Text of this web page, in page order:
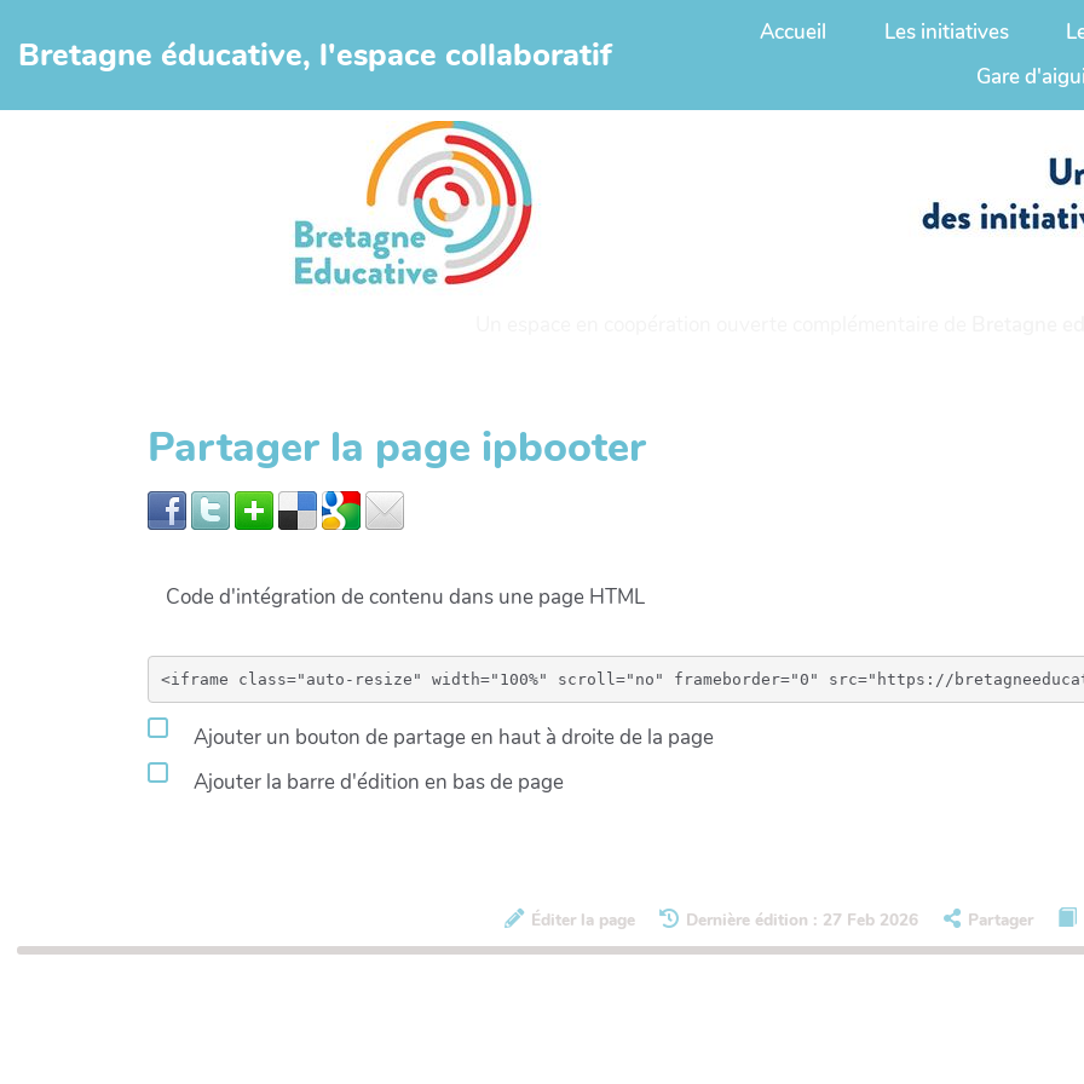
Bretagne éducative, l'espace collaboratif
Accueil Les initiatives
Gare
Partager la page ipbooter
Code d'intégration de contenu dans une page HTML
Ajouter un bouton de partage en haut à droite de la page
Ajouter la barre d'édition en bas de page
Éditer la page Dernière édition : 27 Feb 2026 Partager